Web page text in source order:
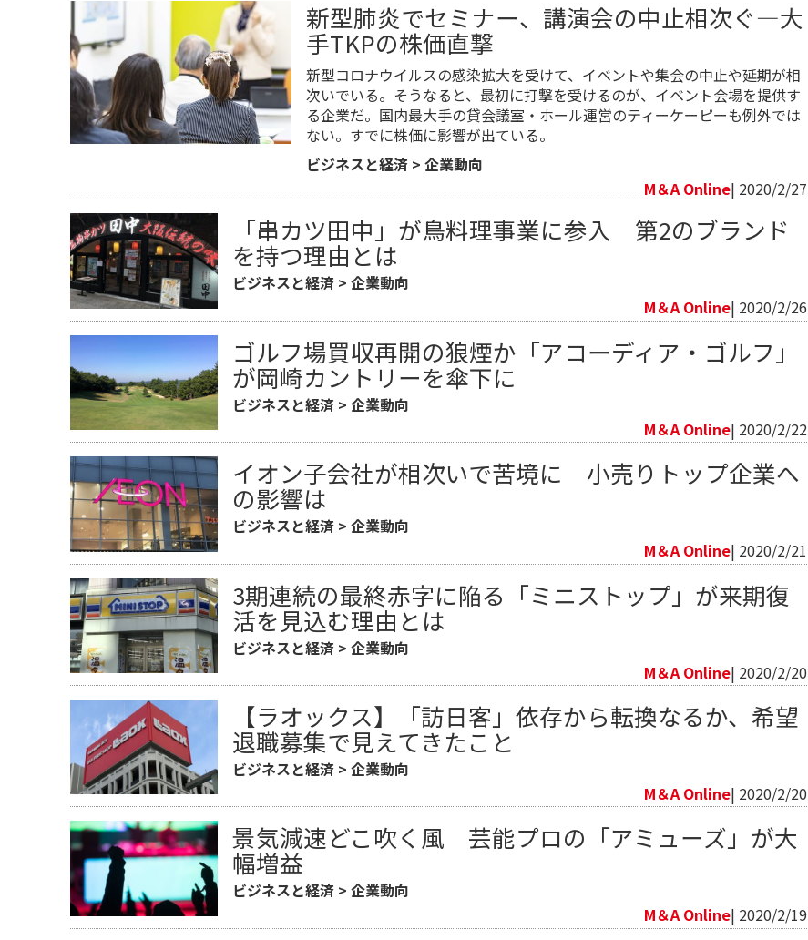
新型肺炎でセミナー、講演会の中止相次ぐ―大
手TKPの株価直撃
新型コロナウイルスの感染拡大を受けて、イベントや集会の中止や延期が相
次いでいる。そうなると、最初に打撃を受けるのが、イベント会場を提供す
る企業だ。国内最大手の貸会議室・ホール運営のティーケーピーも例外では
ない。すでに株価に影響が出ている。
ビジネスと経済> 企業動向
M＆A Online| 2020/2/27
「串カツ田中」が鳥料理事業に参入 第2のブランド
を持つ理由とは
ビジネスと経済 >企業動向
M＆A Online| 2020/2/26
ゴルフ場買収再開の狼煙か「アコーディア・ゴルフ」
が岡崎カントリーを傘下に
ビジネスと経済 >企業動向
M＆A Online| 2020/2/22
イオン子会社が相次いで苦境に 小売りトップ企業へ
の影響は
ビジネスと経済 >企業動向
M＆A Online| 2020/2/21
3期連続の最終赤字に陥る「ミニストップ」が来期復
活を見込む理由とは
ビジネスと経済 >企業動向
M＆A Online| 2020/2/20
【ラオックス】「訪日客」依存から転換なるか、希望
退職募集で見えてきたこと
ビジネスと経済 >企業動向
M＆A Online| 2020/2/20
景気減速どこ吹く風 芸能プロの「アミューズ」が大
幅増益
ビジネスと経済 >企業動向
M＆A Online| 2020/2/19